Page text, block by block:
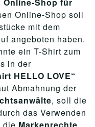
Online-Shop soll
mit dem
angeboten haben.
ein T-Shirt zum
in der
HELLO LOVE“
Abmahnung der
, soll die
das Verwenden